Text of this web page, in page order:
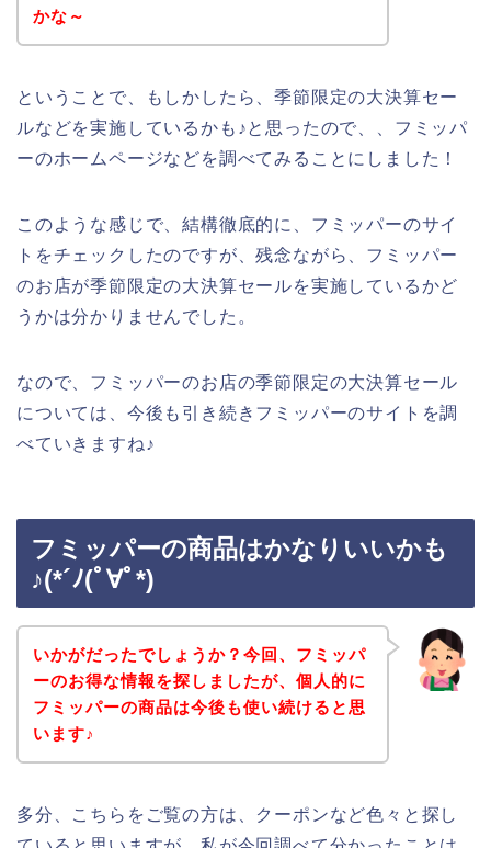
かな～
ということで、もしかしたら、季節限定の大決算セー
ルなどを実施しているかも♪と思ったので、、フミッパ
ーのホームページなどを調べてみることにしました！
このような感じで、結構徹底的に、フミッパーのサイ
トをチェックしたのですが、残念ながら、フミッパー
のお店が季節限定の大決算セールを実施しているかど
うかは分かりませんでした。
なので、フミッパーのお店の季節限定の大決算セール
については、今後も引き続きフミッパーのサイトを調
べていきますね♪
フミッパーの商品はかなりいいかも
♪(*´ﾉ(ﾟ∀ﾟ*)
いかがだったでしょうか？今回、フミッパ
ーのお得な情報を探しましたが、個人的に
フミッパーの商品は今後も使い続けると思
います♪
多分、こちらをご覧の方は、クーポンなど色々と探し